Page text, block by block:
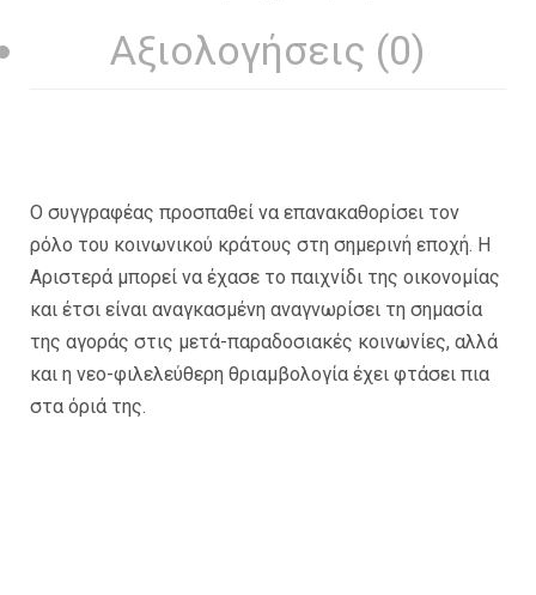
Αξιολογήσεις (0)
Ο συγγραφέας προσπαθεί να επανακαθορίσει τον
ρόλο του κοινωνικού κράτους στη σημερινή εποχή. Η
Αριστερά μπορεί να έχασε το παιχνίδι της οικονομίας
και έτσι είναι αναγκασμένη αναγνωρίσει τη σημασία
της αγοράς στις μετά-παραδοσιακές κοινωνίες, αλλά
και η νεο-φιλελεύθερη θριαμβολογία έχει φτάσει πια
στα όριά της.